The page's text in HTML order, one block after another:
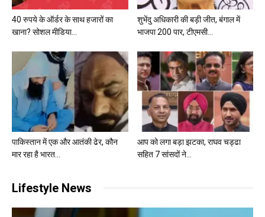
40 रुपये के ऑर्डर के साथ हजारों का
खाना? सोशल मीडिया...
शुभेंदु अधिकारी की बड़ी जीत, बंगाल में
भाजपा 200 पार, टीएमसी...
पाकिस्तान में एक और आतंकी ढेर, कौन
मार रहा है भारत...
आप को लगा बड़ा झटका, राघव चड्ढा
सहित 7 सांसदों ने...
Lifestyle News